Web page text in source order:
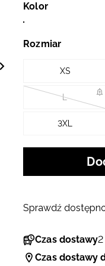
Kolor
Rozmiar
XS
L
3XL
Czas dostawy
Czas dostawy
Sprawdź